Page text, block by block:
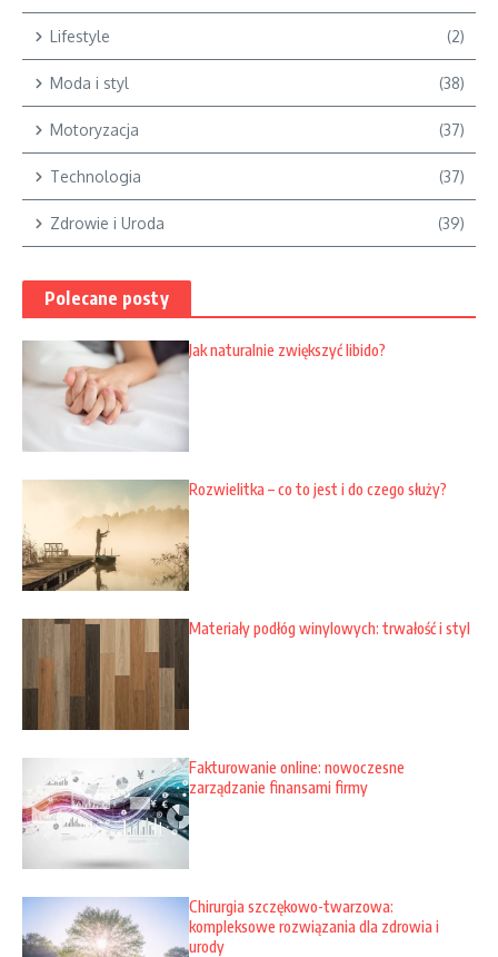
Lifestyle (2)
Moda i styl (38)
Motoryzacja (37)
Technologia (37)
Zdrowie i Uroda (39)
Polecane posty
Jak naturalnie zwiększyć libido?
Rozwielitka – co to jest i do czego służy?
Materiały podłóg winylowych: trwałość i styl
Fakturowanie online: nowoczesne
zarządzanie finansami firmy
Chirurgia szczękowo-twarzowa:
kompleksowe rozwiązania dla zdrowia i
urody